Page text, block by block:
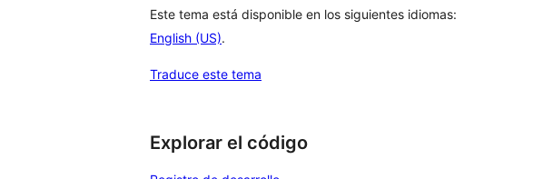
Este tema está disponible en los siguientes idiomas:
English (US).
Traduce este tema
Explorar el código